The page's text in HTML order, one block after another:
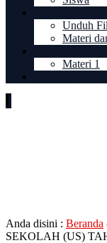
Unduh
Materi
Materi 1
Anda disini : Beranda
SEKOLAH (US)